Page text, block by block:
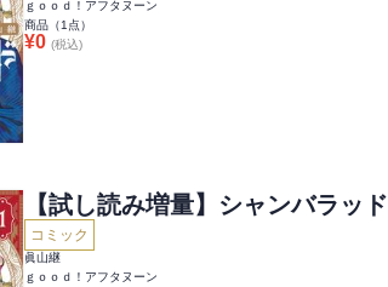
ｇｏｏｄ！アフタヌーン
商品（1 点）
¥0 (税込)
【試し読み増量】シャンバラッド
コミック
眞山継
ｇｏｏｄ！アフタヌーン